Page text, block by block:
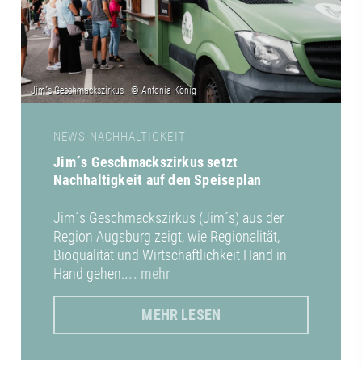
NEWS NACHHALTIGKEIT
Jim´s Geschmackszirkus setzt
Nachhaltigkeit auf den Speiseplan
Jim´s Geschmackszirkus (Jim´s) aus der
Region Augsburg zeigt, wie Regionalität,
Bioqualität und Wirtschaftlichkeit Hand in
Hand gehen.... mehr
MEHR LESEN